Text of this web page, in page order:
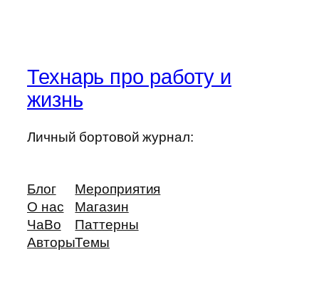
Технарь про работу и
жизнь
Личный бортовой журнал:
Блог
О нас
ЧаВо
Авторы
Мероприятия
Магазин
Паттерны
Темы